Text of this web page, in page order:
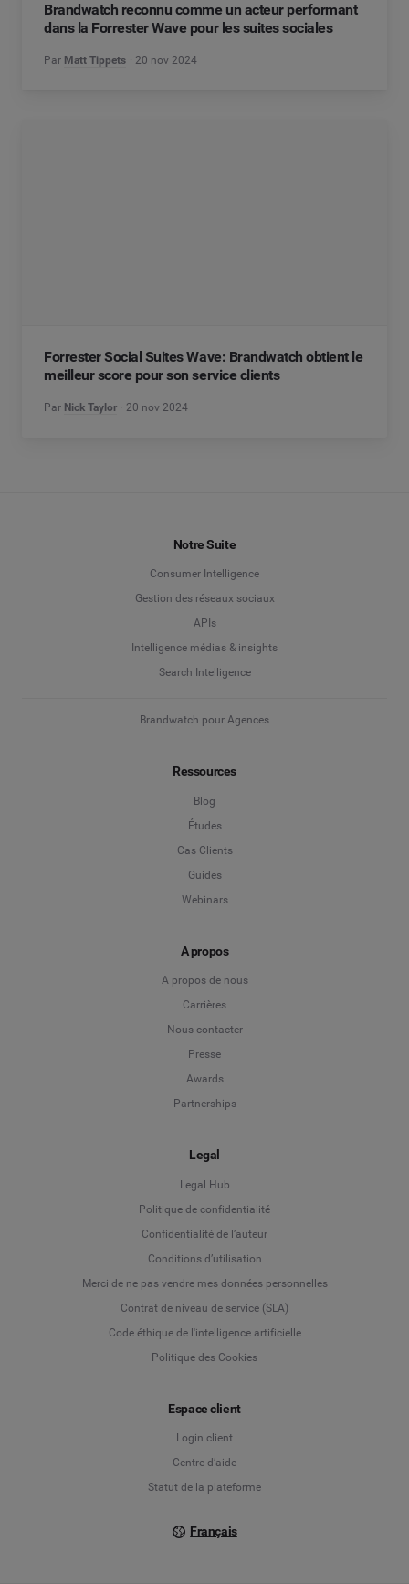
Brandwatch reconnu comme un acteur performant
dans la Forrester Wave pour les suites sociales
Par Matt Tippets 20 nov 2024
Forrester Social Suites Wave: Brandwatch obtient le
meilleur score pour son service clients
Par Nick Taylor 20 nov 2024
Notre Suite
Consumer Intelligence
Gestion des réseaux sociaux
APIs
Intelligence médias & insights
Search Intelligence
Brandwatch pour Agences
Ressources
Blog
Études
Cas Clients
Guides
Webinars
A propos
A propos de nous
Carrières
Nous contacter
Presse
Awards
Partnerships
Legal
Legal Hub
Politique de confidentialité
Confidentialité de l’auteur
Conditions d’utilisation
Merci de ne pas vendre mes données personnelles
Contrat de niveau de service (SLA)
Code éthique de l'intelligence artificielle
Politique des Cookies
Espace client
Login client
Centre d’aide
Statut de la plateforme
Français
English
Español